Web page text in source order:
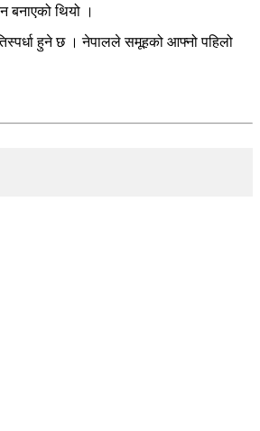
बनाएको थियो ।
हुने छ । नेपालले समूहको आफ्नो पहिलो